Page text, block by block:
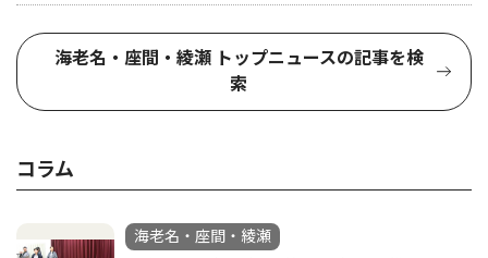
海老名・座間・綾瀬 トップニュースの記事を検
索
コラム
海老名・座間・綾瀬